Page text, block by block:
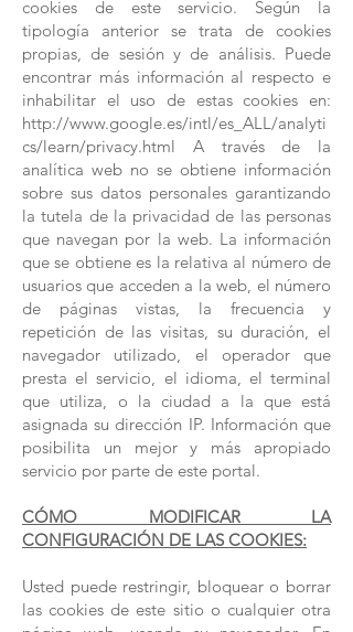
cookies de este servicio. Según la
tipología anterior se trata de cookies
propias, de sesión y de análisis. Puede
encontrar más información al respecto e
inhabilitar el uso de estas cookies en:
http://www.google.es/intl/es_ALL/analyti
cs/learn/privacy.html A través de la
analítica web no se obtiene información
sobre sus datos personales garantizando
la tutela de la privacidad de las personas
que navegan por la web. La información
que se obtiene es la relativa al número de
usuarios que acceden a la web, el número
de páginas vistas, la frecuencia y
repetición de las visitas, su duración, el
navegador utilizado, el operador que
presta el servicio, el idioma, el terminal
que utiliza, o la ciudad a la que está
asignada su dirección IP. Información que
posibilita un mejor y más apropiado
servicio por parte de este portal.
CÓMO MODIFICAR LA
CONFIGURACIÓN DE LAS COOKIES:
Usted puede restringir, bloquear o borrar
las cookies de este sitio o cualquier otra